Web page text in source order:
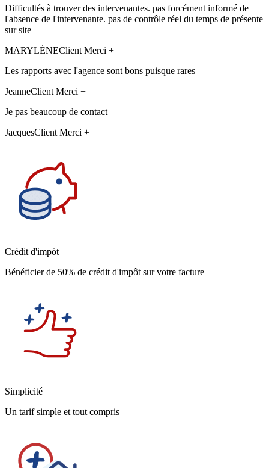
Difficultés à trouver des intervenantes. pas forcément informé de
l'absence de l'intervenante. pas de contrôle réel du temps de présente
sur site
MARYLÈNEClient Merci +
Les rapports avec l'agence sont bons puisque rares
JeanneClient Merci +
Je pas beaucoup de contact
JacquesClient Merci +
Crédit d'impôt
Bénéficier de 50% de crédit d'impôt sur votre facture
Simplicité
Un tarif simple et tout compris